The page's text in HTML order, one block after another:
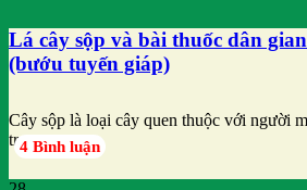
Lá cây sộp và bài thuốc dân
(bướu tuyến giáp)
Cây sộp là loại cây quen thuộc với người
trong
4 Bình luận